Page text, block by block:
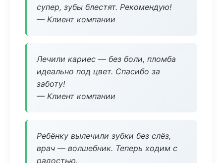
супер, зубы блестят. Рекомендую!
— Клиент компании
Лечили кариес — без боли, пломба
идеально под цвет. Спасибо за
заботу!
— Клиент компании
Ребёнку вылечили зубки без слёз,
врач — волшебник. Теперь ходим с
радостью.